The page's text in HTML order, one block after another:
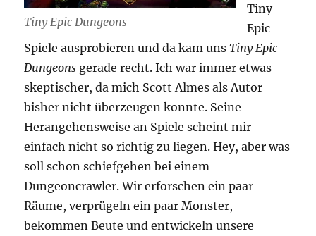
Tiny Epic Dungeons
Tiny
Epic
Spiele ausprobieren und da kam unsTiny Epic
Dungeons gerade recht. Ich war immer etwas
skeptischer, da mich Scott Almes als Autor
bisher nicht überzeugen konnte. Seine
Herangehensweise an Spiele scheint mir
einfach nicht so richtig zu liegen. Hey, aber was
soll schon schiefgehen bei einem
Dungeoncrawler. Wir erforschen ein paar
Räume, verprügeln ein paar Monster,
bekommen Beute und entwickeln unsere